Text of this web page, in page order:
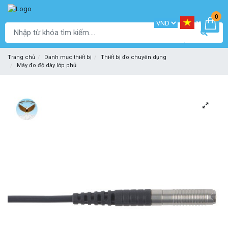
0
Trang chủ Danh mục thiết bị
Thiết bị đo chuyên dụng
Máy đo độ dày lớp phủ